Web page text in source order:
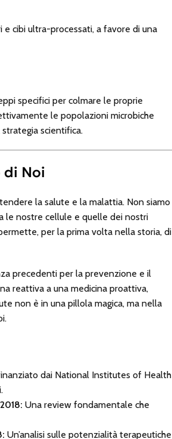
e cibi ultra-processati, a favore di una
specifici per colmare le proprie
le popolazioni microbiche
strategia scientifica.
di Noi
la salute e la malattia. Non siamo
le nostre cellule e quelle dei nostri
per la prima volta nella storia, di
precedenti per la prevenzione e il
reattiva a una medicina proattiva,
non è in una pillola magica, ma nella
dai National Institutes of Health
Una review fondamentale che
Un’analisi sulle potenzialità terapeutiche